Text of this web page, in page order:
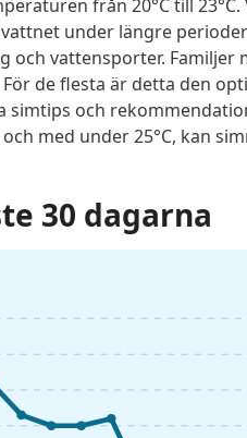
från 20°C till
under längre
vattensporter. Familjer
de flesta är detta den
och
med under 25°C, kan
30 dagarna